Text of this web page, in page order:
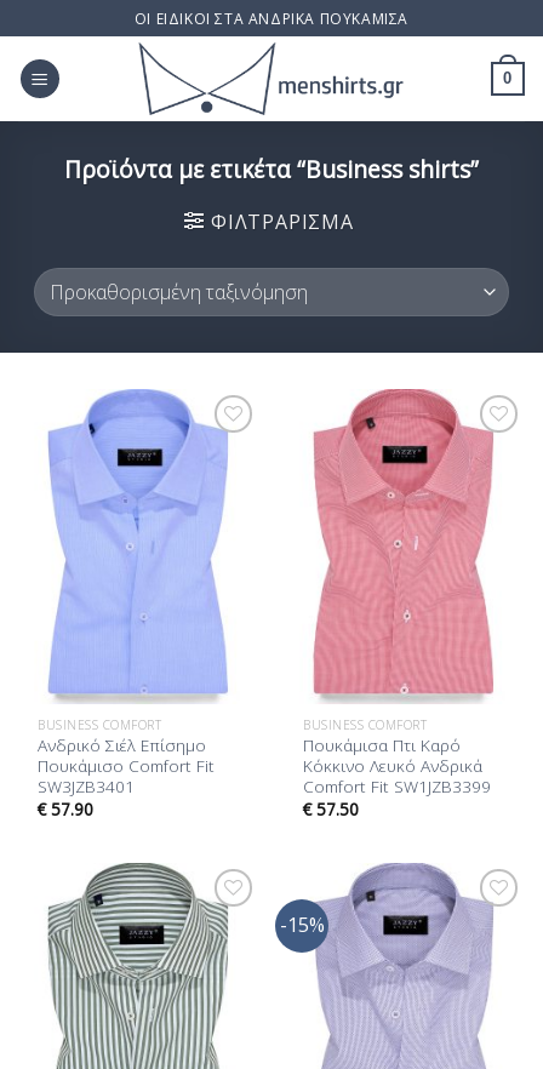
to
content
ΟΙ ΕΙΔΙΚΟΙ ΣΤΑ ΑΝΔΡΙΚΑ ΠΟΥΚΑΜΙΣΑ
0
Προϊόντα με ετικέτα “Business shirts”
ΦΙΛΤΡΆΡΙΣΜΑ
Προσθήκη
στη Λίστα
Επιθυμίας
BUSINESS COMFORT
Ανδρικό Σιέλ Επίσημο
Πουκάμισο Comfort Fit
SW3JZB3401
€57.90
Προσθήκη
στη Λίστα
Επιθυμίας
BUSINESS COMFORT
Πουκάμισα Πτι Καρό
Κόκκινο Λευκό Ανδρικά
Comfort Fit SW1JZB3399
€57.50
Προσθήκη
στη Λίστα
Επιθυμίας
-15%
Προσθήκη
στη Λίστα
Επιθυμίας